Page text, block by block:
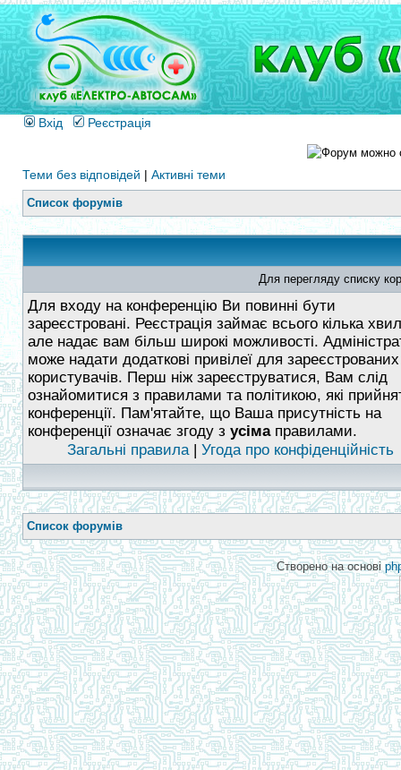
Вхід Реєстрація
Теми без відповідей | Активні теми
Список форумів
Для перегляду списку
Для входу на конференцію Ви повинні бути
зареєстровані. Реєстрація займає всього кілька
але надає вам більш широкі можливості.
може надати додаткові привілеї для зареєстрованих
користувачів. Перш ніж зареєструватися, Вам слід
ознайомитися з правилами та політикою, які
конференції. Пам'ятайте, що Ваша присутність на
конференції означає згоду з усімаправилами.
Загальні правила| Угода про конфіденційність
Список форумів
Створено на основі